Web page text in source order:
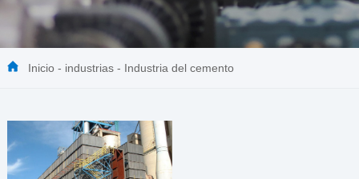
Inicio- industrias- Industria del cemento